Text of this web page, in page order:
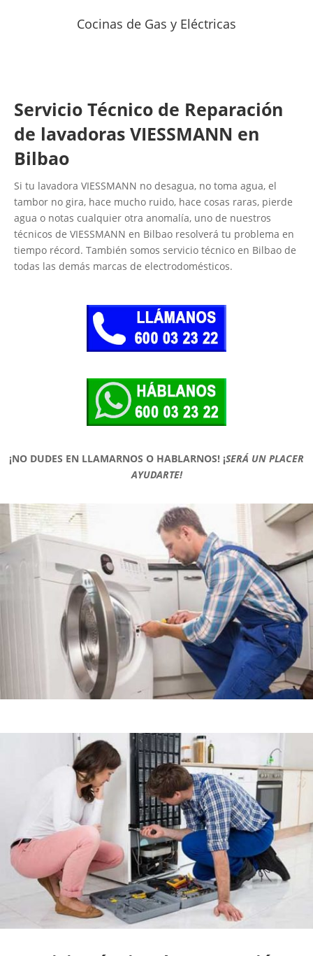
Cocinas de Gas y Eléctricas
Servicio Técnico de Reparación
de lavadoras VIESSMANN en
Bilbao
Si tu lavadora VIESSMANN no desagua, no toma agua, el
tambor no gira, hace mucho ruido, hace cosas raras, pierde
agua o notas cualquier otra anomalía, uno de nuestros
técnicos de VIESSMANN en Bilbao resolverá tu problema en
tiempo récord. También somos servicio técnico en Bilbao de
todas las demás marcas de electrodomésticos.
¡NO DUDES EN LLAMARNOS O HABLARNOS! ¡SERÁ UN PLACER
AYUDARTE!